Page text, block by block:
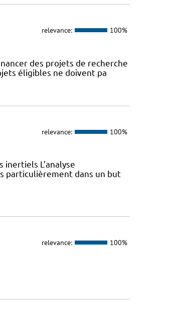
relevance: 100%
des projets de recherche
éligibles ne doivent pa
relevance: 100%
L’analyse
particulièrement dans un but
relevance: 100%